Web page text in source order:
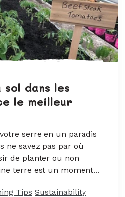
dans les
le meilleur
serre en un paradis
ne savez pas par où
de planter ou non
terre est un moment...
Tips Sustainability